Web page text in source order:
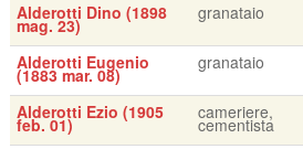
Alderotti Dino (1898
mag. 23)
granataio
Alderotti Eugenio
(1883 mar. 08)
granataio
Alderotti Ezio (1905
feb. 01)
cameriere,
cementista